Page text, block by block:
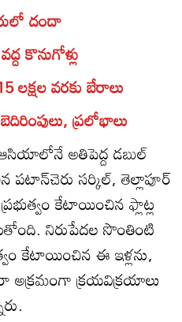
దందా
కొనుగోళ్లు
లక్షల వరకు బేరాలు
ప్రలోభాలు
అతిపెద్ద డబుల్‌
పటాన్‌చెరు సర్కిల్‌, తెల్లాపూర్‌
కేటాయించిన ఫ్లాట్ల
నిరుపేదల సొంతింటి
కేటాయించిన ఈ ఇళ్లను,
అక్రమంగా క్రయవిక్రయాలు